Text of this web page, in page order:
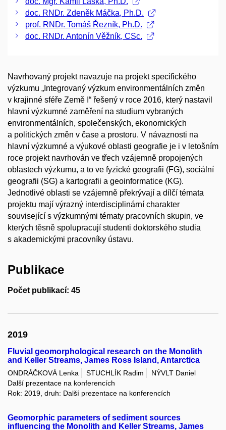
doc. RNDr. Zdeněk Máčka, Ph.D.
prof. RNDr. Tomáš Řezník, Ph.D.
doc. RNDr. Antonín Věžník, CSc.
Navrhovaný projekt navazuje na projekt specifického
výzkumu „Integrovaný výzkum environmentálních změn
v krajinné sféře Země I“ řešený v roce 2016, který nastavil
hlavní výzkumné zaměření na studium vybraných
environmentálních, společenských, ekonomických
a politických změn v čase a prostoru. V návaznosti na
hlavní výzkumné a výukové oblasti geografie je i v letošním
roce projekt navrhován ve třech vzájemně propojených
oblastech výzkumu, a to ve fyzické geografii (FG), sociální
geografii (SG) a kartografii a geoinformatice (KG).
Jednotlivé oblasti se vzájemně překrývají a dílčí témata
projektu mají výrazný interdisciplinární charakter
související s výzkumnými tématy pracovních skupin, ve
kterých těsně spolupracují studenti doktorského studia
s akademickými pracovníky ústavu.
Publikace
Počet publikací: 45
2019
Fluvial geomorphological research on the Monolith
and Keller Streams, James Ross Island, Antarctica
ONDRÁČKOVÁ Lenka STUCHLÍK Radim
NÝVLT Daniel
Další prezentace na konferencích
Rok: 2019, druh: Další prezentace na konferencích
Geomorphic parameters of sediment sources
influencing the Monolith and Keller Streams, James